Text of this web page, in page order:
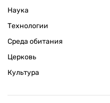
Наука
Технологии
Среда обитания
Церковь
Культура